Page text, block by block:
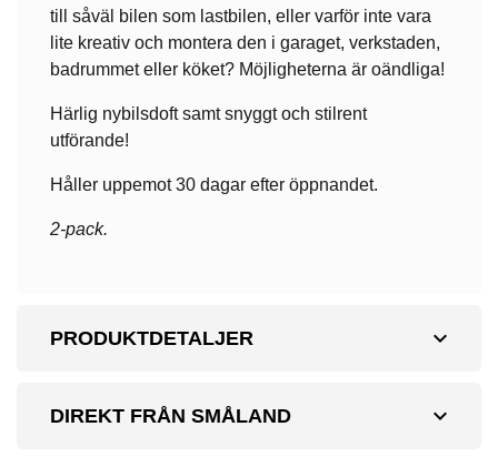
till såväl bilen som lastbilen, eller varför inte vara
lite kreativ och montera den i garaget, verkstaden,
badrummet eller köket? Möjligheterna är oändliga!
Härlig nybilsdoft samt snyggt och stilrent
utförande!
Håller uppemot 30 dagar efter öppnandet.
2-pack.
expand_more
PRODUKTDETALJER
expand_more
DIREKT FRÅN SMÅLAND